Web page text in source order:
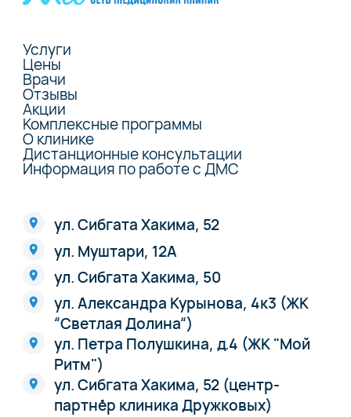
Услуги
Цены
Врачи
Отзывы
Акции
Комплексные программы
О клинике
Дистанционные консультации
Информация по работе с ДМС
ул. Сибгата Хакима, 52
ул. Муштари, 12А
ул. Сибгата Хакима, 50
ул. Александра Курынова, 4к3 (ЖК
“Светлая Долина“)
ул. Петра Полушкина, д.4 (ЖК "Мой
Ритм")
ул. Сибгата Хакима, 52 (центр-
партнёр клиника Дружковых)